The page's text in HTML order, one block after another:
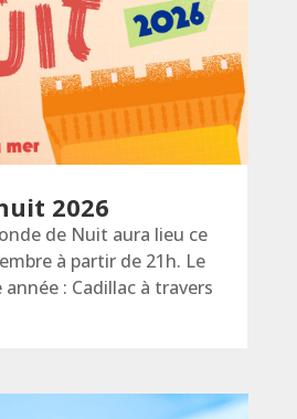
2026
de Nuit aura lieu ce
à partir de 21h. Le
: Cadillac à travers